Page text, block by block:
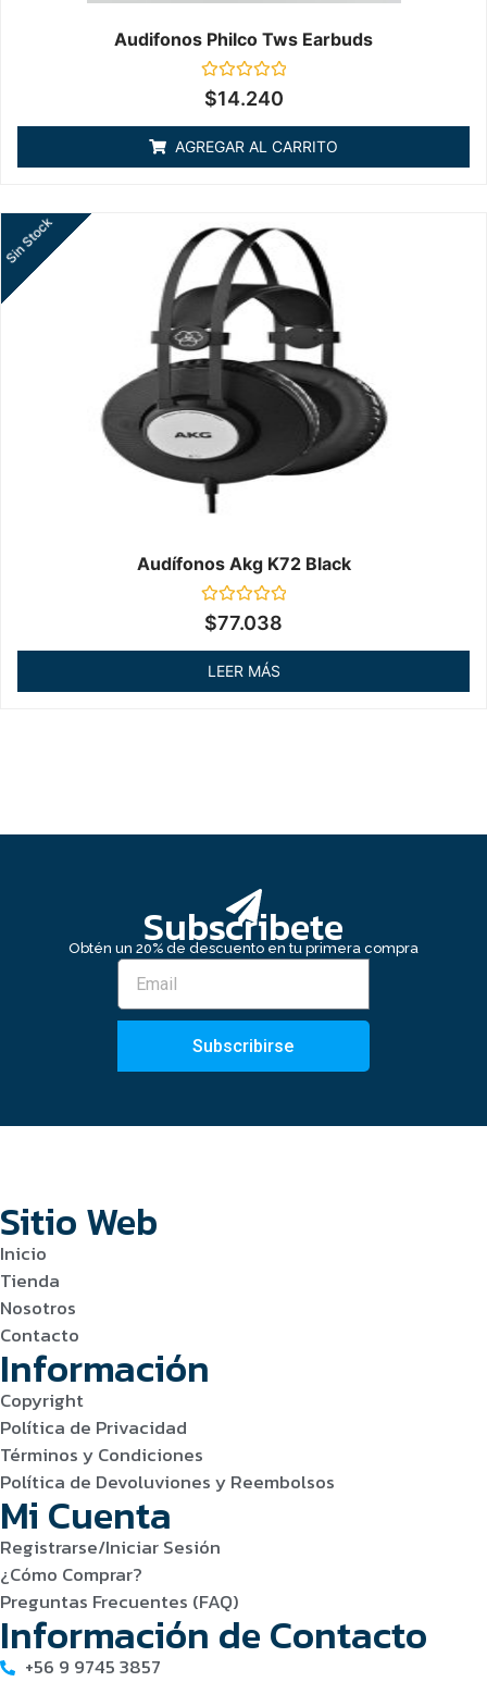
Audifonos Philco Tws Earbuds
Valorado
en
de
5
$14.240
AGREGAR AL CARRITO
Audífonos Akg K72 Black
Valorado
en
de
Sin Stock
$77.038
LEER MÁS
Subscribete
Obtén un 20% de descuento en tu primera compra
Subscribirse
Sitio Web
Inicio
Tienda
Nosotros
Contacto
Información
Copyright
Política de Privacidad
Términos y Condiciones
Política de Devoluviones y Reembolsos
Mi Cuenta
Registrarse/Iniciar Sesión
¿Cómo Comprar?
Preguntas Frecuentes (FAQ)
Información de Contacto
+56 9 9745 3857